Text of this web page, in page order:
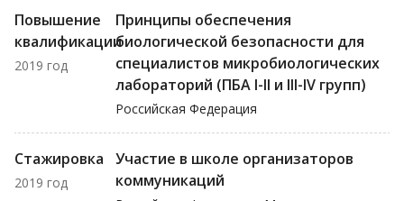
Повышение
квалификации
2019 год
Принципы обеспечения
биологической безопасности для
специалистов микробиологических
лабораторий (ПБА I-II и III-IV групп)
Российская Федерация
Стажировка
2019 год
Участие в школе организаторов
коммуникаций